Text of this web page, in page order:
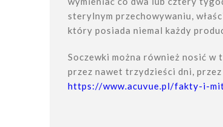
sterylnym przechowywaniu,
który posiada niemal każdy
Soczewki można również nosić
przez nawet trzydzieści dni,
https://www.acuvue.pl/fakty-i-